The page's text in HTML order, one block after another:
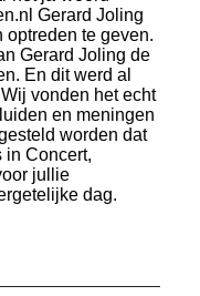
Gerard Joling
optreden te geven.
Gerard Joling de
En dit werd al
vonden het echt
en meningen
worden dat
in Concert,
jullie
dag.